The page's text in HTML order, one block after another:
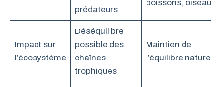
prédateurs
poissons, oiseaux
Impact sur
l’écosystème
Déséquilibre
possible des
chaînes
trophiques
Maintien de
l’équilibre naturel